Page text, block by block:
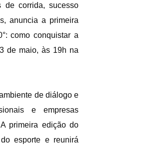
de corrida, sucesso
anuncia a primeira
como conquistar a
de maio, às 19h na
de diálogo e
e empresas
primeira edição do
esporte e reunirá